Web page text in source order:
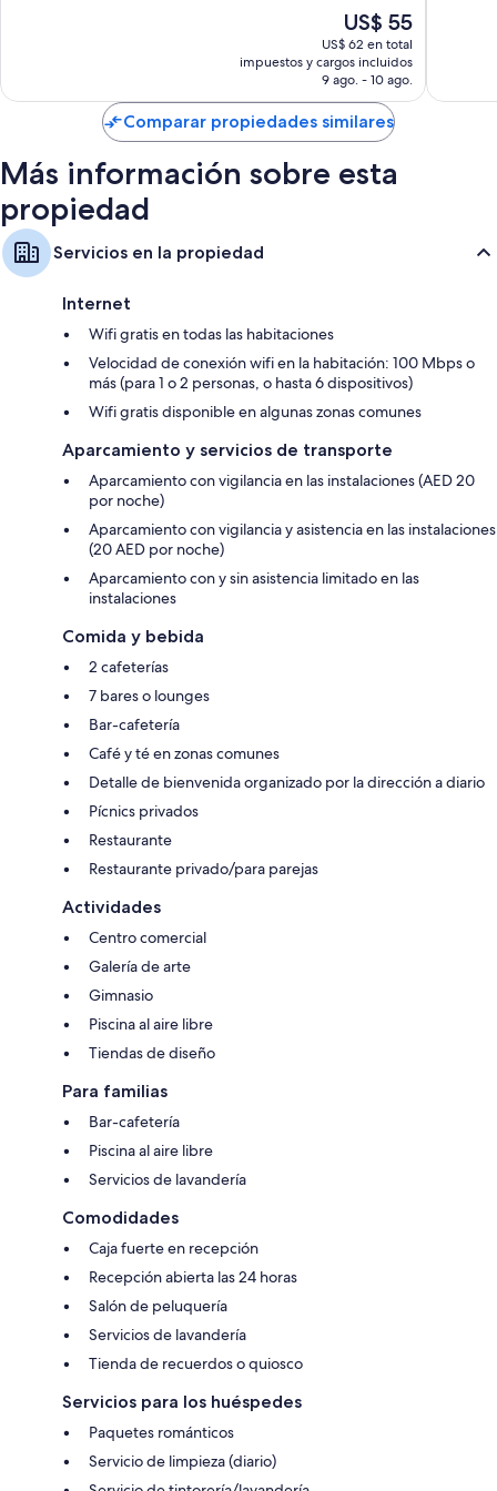
El
precio
actual
es
de
US$ 55
US$ 55
US$ 62 en total
impuestos y cargos incluidos
9 ago. - 10 ago.
Comparar propiedades similares
Más información sobre esta
propiedad
Servicios en la propiedad
Internet
Wifi gratis en todas las habitaciones
Velocidad de conexión wifi en la habitación: 100 Mbps o
más (para 1 o 2 personas, o hasta 6 dispositivos)
Wifi gratis disponible en algunas zonas comunes
Aparcamiento y servicios de transporte
Aparcamiento con vigilancia en las instalaciones (AED 20
por noche)
Aparcamiento con vigilancia y asistencia en las instalaciones
(20 AED por noche)
Aparcamiento con y sin asistencia limitado en las
instalaciones
Comida y bebida
2 cafeterías
7 bares o lounges
Bar-cafetería
Café y té en zonas comunes
Detalle de bienvenida organizado por la dirección a diario
Pícnics privados
Restaurante
Restaurante privado/para parejas
Actividades
Centro comercial
Galería de arte
Gimnasio
Piscina al aire libre
Tiendas de diseño
Para familias
Bar-cafetería
Piscina al aire libre
Servicios de lavandería
Comodidades
Caja fuerte en recepción
Recepción abierta las 24 horas
Salón de peluquería
Servicios de lavandería
Tienda de recuerdos o quiosco
Servicios para los huéspedes
Paquetes románticos
Servicio de limpieza (diario)